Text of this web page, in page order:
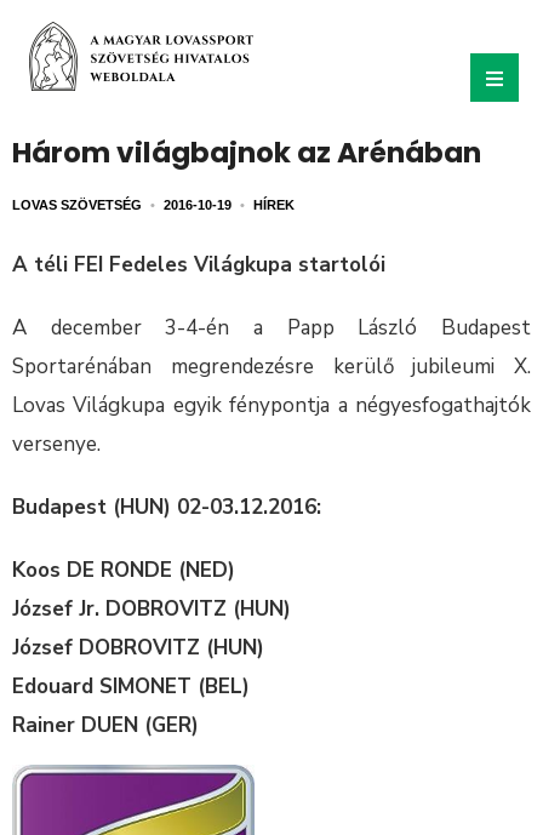
Három világbajnok az Arénában
LOVAS SZÖVETSÉG • 2016-10-19 • HÍREK
A téli FEI Fedeles Világkupa startolói
A december 3-4-én a Papp László Budapest
Sportarénában megrendezésre kerülő jubileumi X.
Lovas Világkupa egyik fénypontja a négyesfogathajtók
versenye.
Budapest (HUN) 02-03.12.2016:
Koos DE RONDE (NED)
József Jr. DOBROVITZ (HUN)
József DOBROVITZ (HUN)
Edouard SIMONET (BEL)
Rainer DUEN (GER)